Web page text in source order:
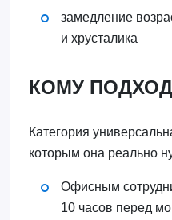
замедление
и хрусталика
КОМУ
Категория
которым она реально
Офисным
10 часов перед